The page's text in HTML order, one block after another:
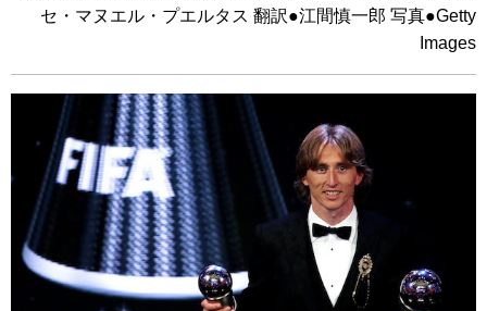
セ・マヌエル・プエルタス 翻訳●江間慎一郎 写真●Getty
Images